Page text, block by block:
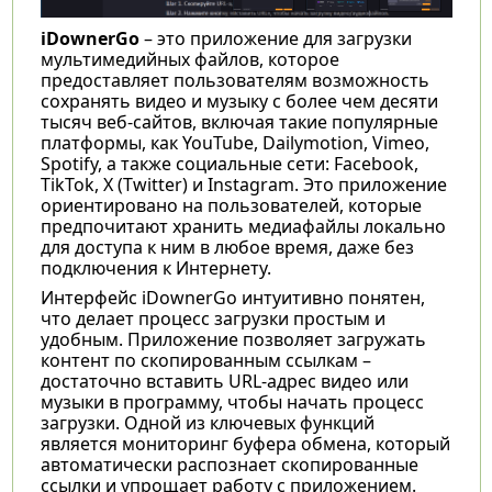
iDownerGo– это приложение для загрузки
мультимедийных файлов, которое
предоставляет пользователям возможность
сохранять видео и музыку с более чем десяти
тысяч веб-сайтов, включая такие популярные
платформы, как YouTube, Dailymotion, Vimeo,
Spotify, а также социальные сети: Facebook,
TikTok, X (Twitter) и Instagram. Это приложение
ориентировано на пользователей, которые
предпочитают хранить медиафайлы локально
для доступа к ним в любое время, даже без
подключения к Интернету.
Интерфейс iDownerGo интуитивно понятен,
что делает процесс загрузки простым и
удобным. Приложение позволяет загружать
контент по скопированным ссылкам –
достаточно вставить URL-адрес видео или
музыки в программу, чтобы начать процесс
загрузки. Одной из ключевых функций
является мониторинг буфера обмена, который
автоматически распознает скопированные
ссылки и упрощает работу с приложением.